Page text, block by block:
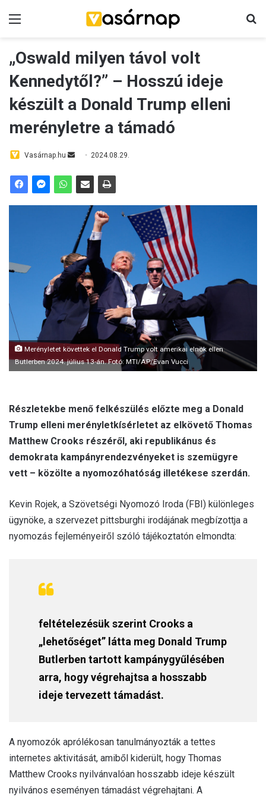
Menü
„Oswald milyen távol volt
Kennedytől?” – Hosszú ideje
készült a Donald Trump elleni
merényletre a támadó
Vasárnap.hu
Send
email
2024.08.29.
Merényletet követtek el Donald Trump volt amerikai elnök ellen
Butlerben 2024. július 13-án. Fotó: MTI/AP/Evan Vucci
Részletekbe menő felkészülés előzte meg a Donald
Trump elleni merényletkísérletet az elkövető Thomas
Matthew Crooks részéről, aki republikánus és
demokrata kampányrendezvényeket is szemügyre
vett – közölte a nyomozóhatóság illetékese szerdán.
Kevin Rojek, a Szövetségi Nyomozó Iroda (FBI) különleges
ügynöke, a szervezet pittsburghi irodájának megbízottja a
nyomozás fejleményeiről szóló tájékoztatón elmondta:
feltételezésük szerint Crooks a
„lehetőséget” látta meg Donald Trump
Butlerben tartott kampánygyűlésében
arra, hogy végrehajtsa a hosszabb
ideje tervezett támadást.
A nyomozók aprólékosan tanulmányozták a tettes
internetes aktivitását, amiből kiderült, hogy Thomas
Matthew Crooks nyilvánvalóan hosszabb ideje készült
nyilvános eseményen támadást végrehajtani. A